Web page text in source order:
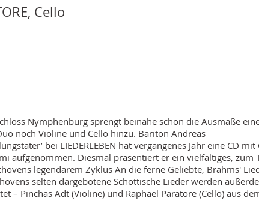
Cello
Nymphenburg sprengt beinahe schon die Ausmaße
noch Violine und Cello hinzu. Bariton Andreas
bei LIEDERLEBEN hat vergangenes Jahr eine CD
aufgenommen. Diesmal präsentiert er ein vielfältiges, zum
legendärem Zyklus An die ferne Geliebte, Brahms'
selten dargebotene Schottische Lieder werden
– Pinchas Adt (Violine) und Raphael Paratore (Cello) aus